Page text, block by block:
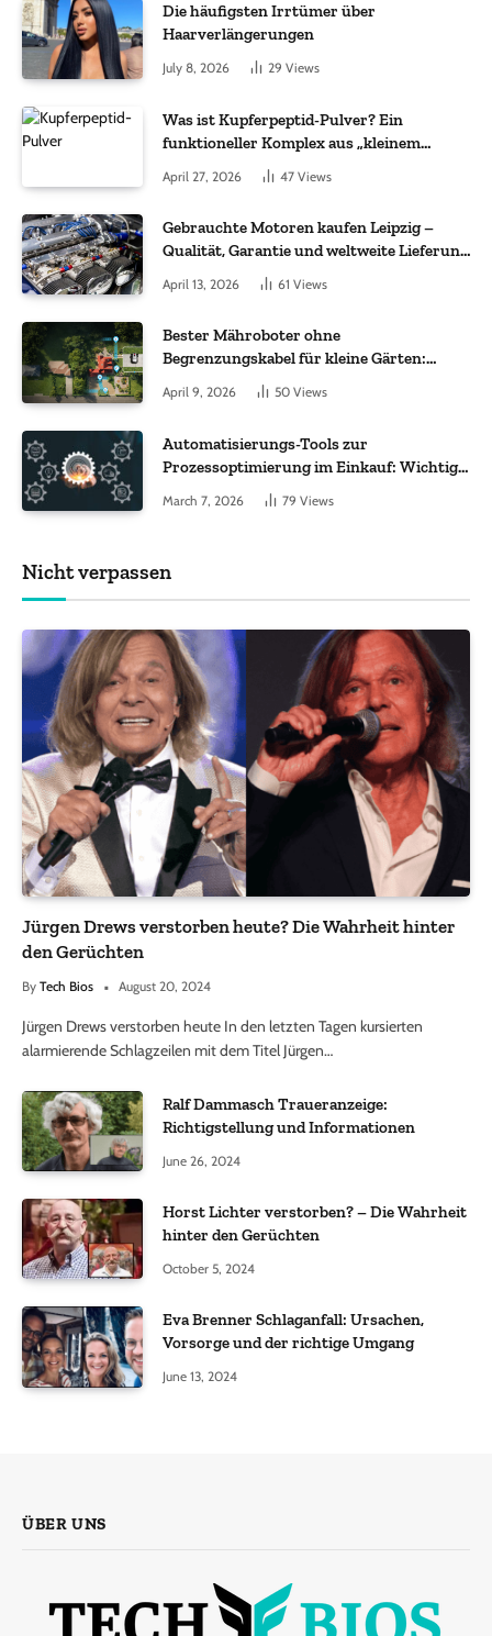
Die häufigsten Irrtümer über
Haarverlängerungen
July 8, 2026 29 Views
Was ist Kupferpeptid-Pulver? Ein
funktioneller Komplex aus „kleinem
Molekül + Metall“
April 27, 2026 47 Views
Gebrauchte Motoren kaufen Leipzig –
Qualität, Garantie und weltweite Lieferung
April 13, 2026 61 Views
Bester Mähroboter ohne
Begrenzungskabel für kleine Gärten:
Worauf es bei 200 bis 500 m² wirklich
ankommt
April 9, 2026 50 Views
Automatisierungs-Tools zur
Prozessoptimierung im Einkauf: Wichtige
Funktionen, auf die Sie achten sollten
March 7, 2026 79 Views
Nicht verpassen
Jürgen Drews verstorben heute? Die Wahrheit hinter
den Gerüchten
By Tech Bios August 20, 2024
Jürgen Drews verstorben heute In den letzten Tagen kursierten
alarmierende Schlagzeilen mit dem Titel Jürgen…
Ralf Dammasch Traueranzeige:
Richtigstellung und Informationen
June 26, 2024
Horst Lichter verstorben? – Die Wahrheit
hinter den Gerüchten
October 5, 2024
Eva Brenner Schlaganfall: Ursachen,
Vorsorge und der richtige Umgang
June 13, 2024
ÜBER UNS